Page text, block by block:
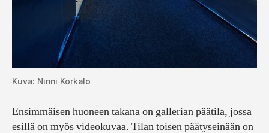
Kuva: Ninni Korkalo
Ensimmäisen huoneen takana on gallerian päätila, jossa
esillä on myös videokuvaa. Tilan toisen päätyseinään on